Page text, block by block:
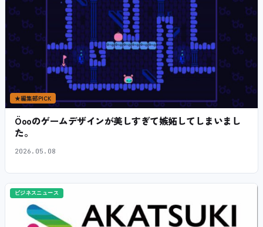
★編集部PICK
Öooのゲームデザインが美しすぎて嫉妬してしまいまし
た。
2026.05.08
ビジネスニュース